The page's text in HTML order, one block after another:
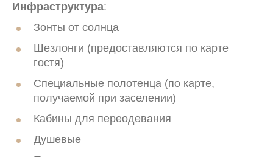
8 800 100 33 39
Инфраструктура:
Зонты от солнца
Шезлонги (предоставляются по карте
гостя)
Специальные полотенца (по карте,
получаемой при заселении)
Кабины для переодевания
Душевые